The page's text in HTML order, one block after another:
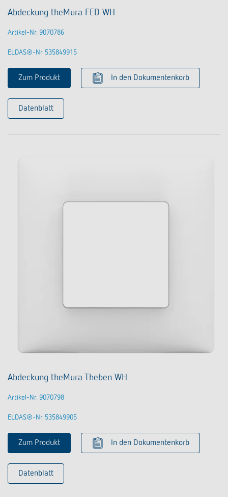
Abdeckung theMura FED WH
Artikel-Nr. 9070786
ELDAS®-Nr 535849915
Zum Produkt In den Dokumentenkorb
Datenblatt
Abdeckung theMura Theben WH
Artikel-Nr. 9070798
ELDAS®-Nr 535849905
Zum Produkt In den Dokumentenkorb
Datenblatt